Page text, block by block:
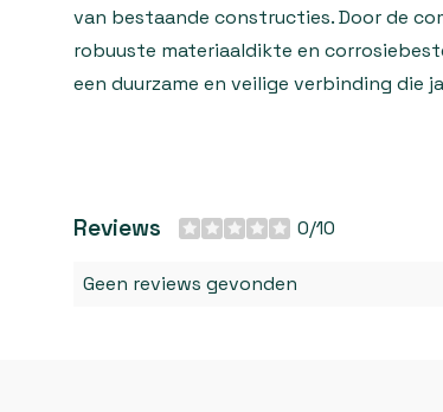
van bestaande constructies. Door de
robuuste materiaaldikte en
een duurzame en veilige verbinding die
Reviews 0/10
Geen reviews gevonden